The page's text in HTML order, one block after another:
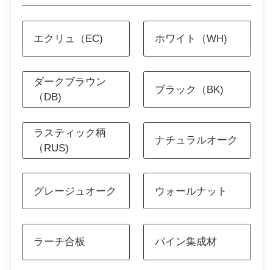
エクリュ（EC) ホワイト（WH)
ダークブラウン
（DB)
ブラック（BK)
ラスティック柄
（RUS)
ナチュラルオーク
グレージュオーク ウォールナット
ラーチ合板 パイン集成材